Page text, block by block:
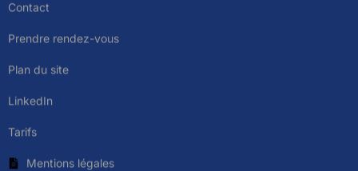
Contact
Prendre rendez-vous
Plan du site
LinkedIn
Tarifs
Mentions légales